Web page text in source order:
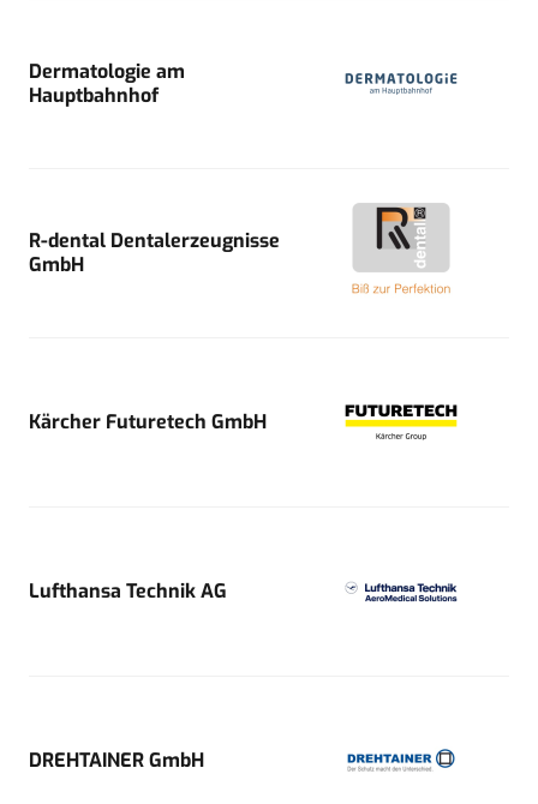
Dermatologie am
Hauptbahnhof
R-dental Dentalerzeugnisse
GmbH
Kärcher Futuretech GmbH
Lufthansa Technik AG
DREHTAINER GmbH